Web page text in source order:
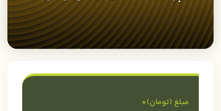
مبلغ (تومان)*